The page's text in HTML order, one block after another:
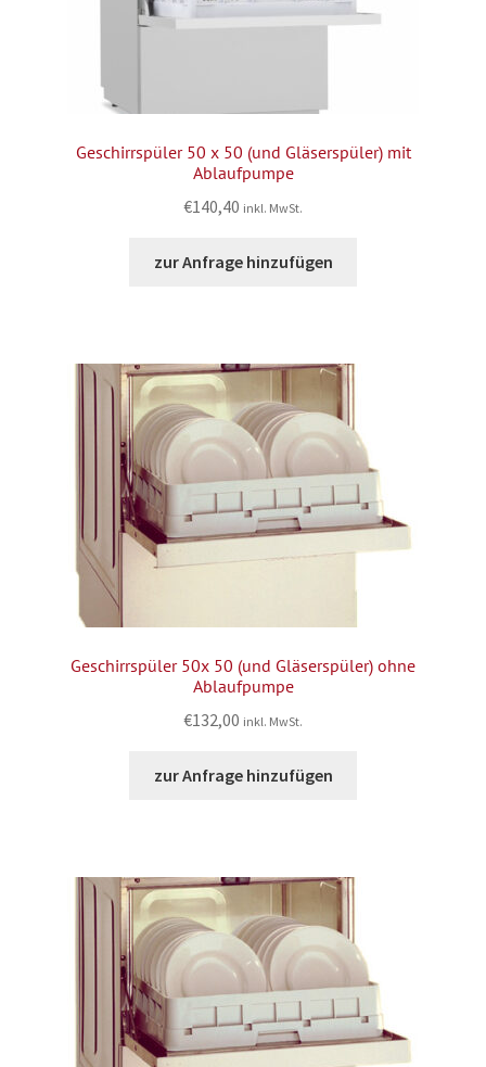
Geschirrspüler 50 x 50 (und Gläserspüler) mit
Ablaufpumpe
€140,40 inkl. MwSt.
zur Anfrage hinzufügen
Geschirrspüler 50x 50 (und Gläserspüler) ohne
Ablaufpumpe
€132,00 inkl. MwSt.
zur Anfrage hinzufügen